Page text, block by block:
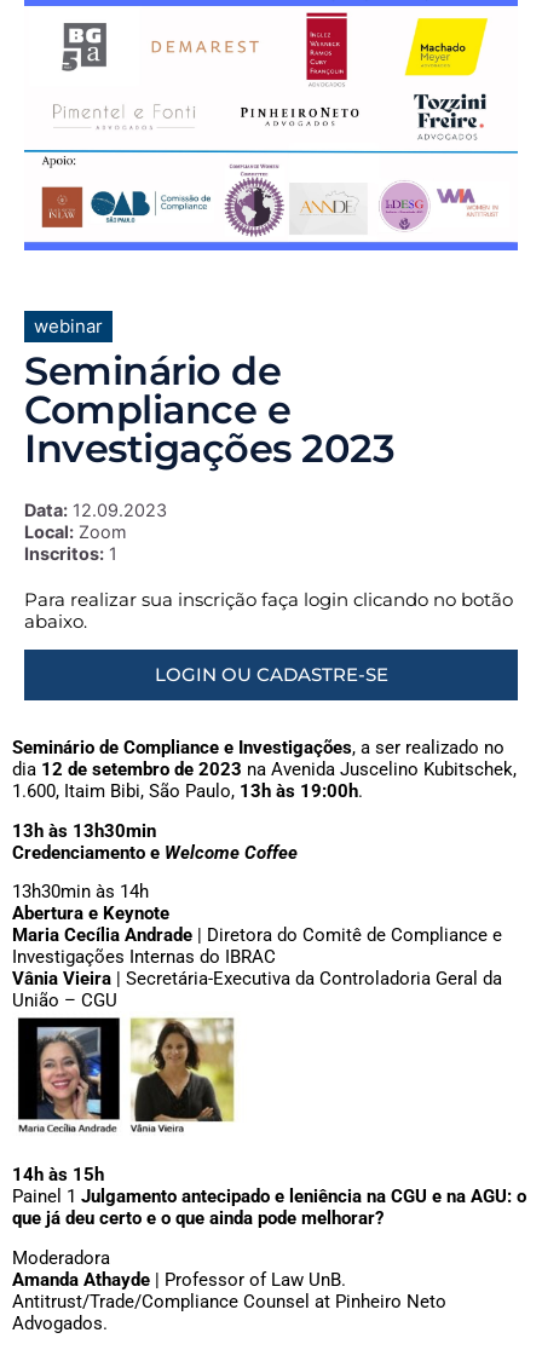
webinar
Seminário de
Compliance e
Investigações 2023
Data: 12.09.2023
Local: Zoom
Inscritos: 1
Para realizar sua inscrição faça login clicando no botão
abaixo.
LOGIN OU CADASTRE-SE
Seminário de Compliance e Investigações, a ser realizado no
dia 12 de setembro de 2023 na Avenida Juscelino Kubitschek,
1.600, Itaim Bibi, São Paulo, 13h às 19:00h.
13h às 13h30min
Credenciamento e Welcome Coffee
13h30min às 14h
Abertura e Keynote
Maria Cecília Andrade | Diretora do Comitê de Compliance e
Investigações Internas do IBRAC
Vânia Vieira | Secretária-Executiva da Controladoria Geral da
União – CGU
14h às 15h
Painel 1 Julgamento antecipado e leniência na CGU e na AGU: o
que já deu certo e o que ainda pode melhorar?
Moderadora
Amanda Athayde | Professor of Law UnB.
Antitrust/Trade/Compliance Counsel at Pinheiro Neto
Advogados.